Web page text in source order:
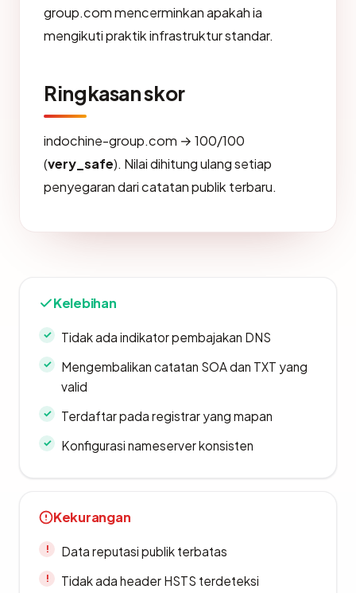
group.com mencerminkan apakah ia
mengikuti praktik infrastruktur standar.
Ringkasan skor
indochine-group.com → 100/100
(very_safe). Nilai dihitung ulang setiap
penyegaran dari catatan publik terbaru.
Kelebihan
Tidak ada indikator pembajakan DNS
Mengembalikan catatan SOA dan TXT yang
valid
Terdaftar pada registrar yang mapan
Konfigurasi nameserver konsisten
Kekurangan
Data reputasi publik terbatas
Tidak ada header HSTS terdeteksi